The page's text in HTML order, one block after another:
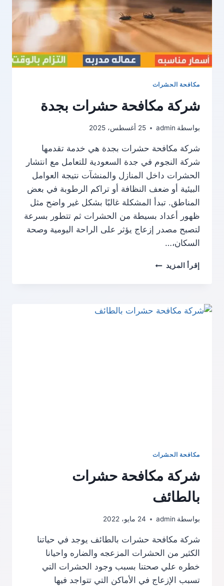
مكافحة الحشرات
شركة مكافحة حشرات بجدة
بواسطة admin 25 أغسطس، 2025
شركة مكافحة حشرات بجدة هي خدمة تقدمها
شركة النجوم في جدة السعودية للتعامل مع انتشار
الحشرات داخل المنازل والمنشآت نتيجة العوامل
البيئية أو ضعف النظافة أو تراكم الرطوبة في بعض
المناطق. تبدأ المشكلة غالبًا بشكل غير واضح مثل
ظهور أعداد بسيطة من الحشرات ثم تتطور بسرعة
لتصبح مصدر إزعاج يؤثر على الراحة اليومية وصحة
السكان،…
إقرأ المزيد شركة
مكافحة الحشرات
شركة مكافحة حشرات
بالطائف
بواسطة admin 24 مايو، 2022
شركة مكافحة حشرات بالطائف يوجد في حياتنا
الكثير من الحشرات المزعجه والضاره واحيانا
خطره علي صحتنا بسبب وجود الحشرات التي
تسبب الإزعاج في الأماكن التي تتواجد فيها